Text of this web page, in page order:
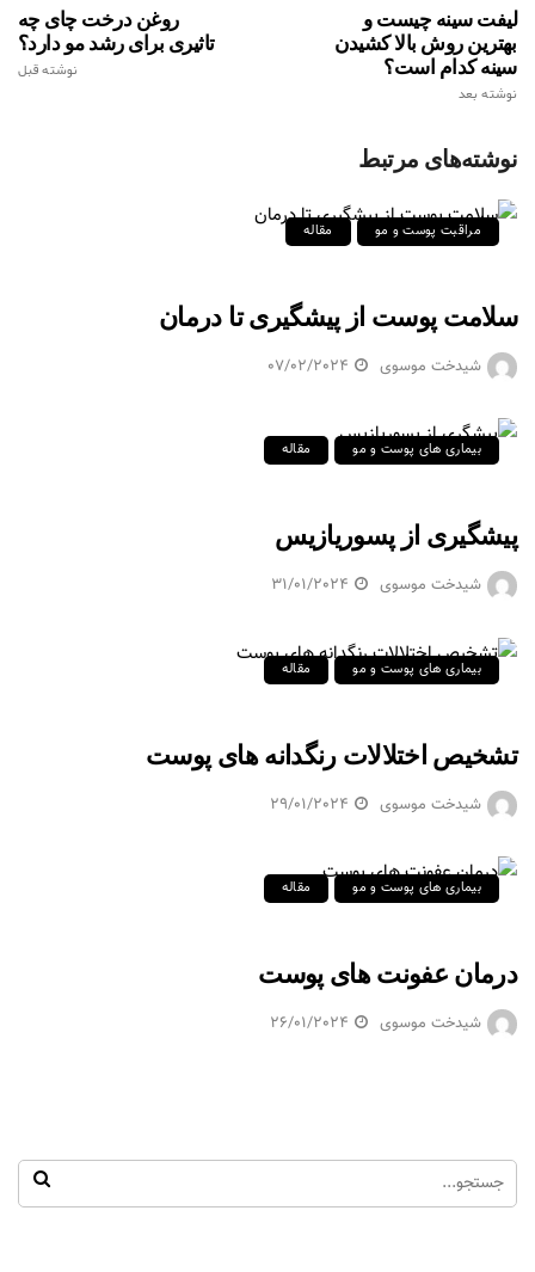
روغن درخت چای چه
تاثیری برای رشد مو دارد؟
نوشته قبل
لیفت سینه چیست و
بهترین روش بالا کشیدن
سینه کدام است؟
نوشته بعد
نوشته‌های مرتبط
مراقبت پوست و مو مقاله
سلامت پوست از پیشگیری تا درمان
شیدخت موسوی 07/02/2024
بیماری های پوست و مو مقاله
پیشگیری از پسوریازیس
شیدخت موسوی 31/01/2024
بیماری های پوست و مو مقاله
تشخیص اختلالات رنگدانه های پوست
شیدخت موسوی 29/01/2024
بیماری های پوست و مو مقاله
درمان عفونت های پوست
شیدخت موسوی 26/01/2024